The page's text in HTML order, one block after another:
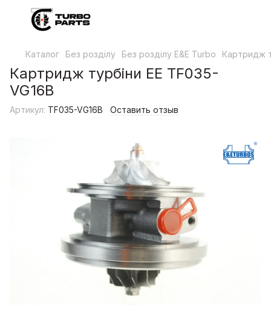
Каталог Без розділу Без розділу E&E Turbo Картридж
Картридж турбіни EE TF035-
VG16B
Артикул: TF035-VG16B Оставить отзыв